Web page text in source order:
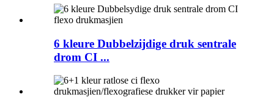
6 kleure Dubbelzijdige druk sentrale
drom CI ...